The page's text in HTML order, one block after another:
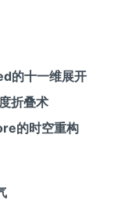
的十一维展开
折叠术
的时空重构